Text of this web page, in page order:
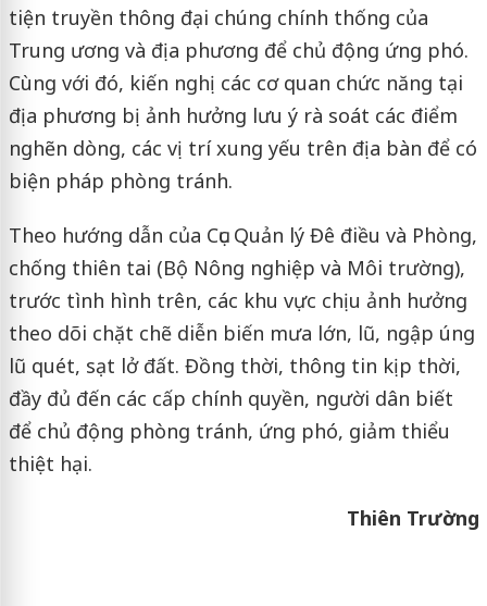
tiện truyền thông đại chúng chính thống của
Trung ương và địa phương để chủ động ứng phó.
Cùng với đó, kiến nghị các cơ quan chức năng tại
địa phương bị ảnh hưởng lưu ý rà soát các điểm
nghẽn dòng, các vị trí xung yếu trên địa bàn để có
biện pháp phòng tránh.
Theo hướng dẫn của Cục Quản lý Đê điều và Phòng,
chống thiên tai (Bộ Nông nghiệp và Môi trường),
trước tình hình trên, các khu vực chịu ảnh hưởng
theo dõi chặt chẽ diễn biến mưa lớn, lũ, ngập úng
lũ quét, sạt lở đất. Đồng thời, thông tin kịp thời,
đầy đủ đến các cấp chính quyền, người dân biết
để chủ động phòng tránh, ứng phó, giảm thiểu
thiệt hại.
Thiên Trường